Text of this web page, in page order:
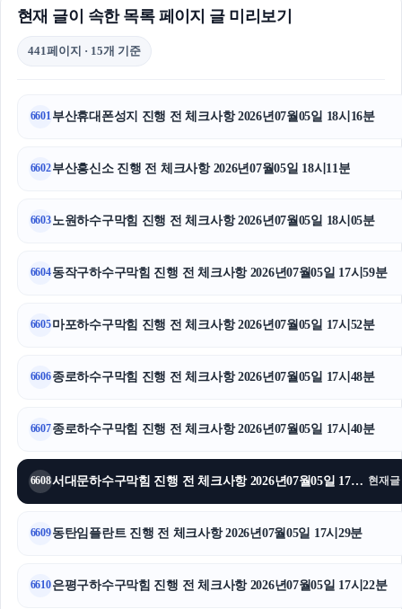
휴대폰성지
핑크티켓
인스타 팔로워
신용카드현금화
신용카드현금화
도지티켓
현재 글이 속한 목록 페이지 글 미리보기
441페이지 · 15개 기준
6601부산휴대폰성지 진행 전 체크사항 2026년07월05일 18시16분
6602부산흥신소 진행 전 체크사항 2026년07월05일 18시11분
6603 노원하수구막힘 진행 전 체크사항 2026년07월05일 18시05분
6604동작구하수구막힘 진행 전 체크사항 2026년07월05일 17시59분
6605마포하수구막힘 진행 전 체크사항 2026년07월05일 17시52분
6606종로하수구막힘 진행 전 체크사항 2026년07월05일 17시48분
6607종로하수구막힘 진행 전 체크사항 2026년07월05일 17시40분
6608 서대문하수구막힘 진행 전 체크사항 2026년07월05일 17시34분 현재글
6609동탄임플란트 진행 전 체크사항 2026년07월05일 17시29분
6610은평구하수구막힘 진행 전 체크사항 2026년07월05일 17시22분